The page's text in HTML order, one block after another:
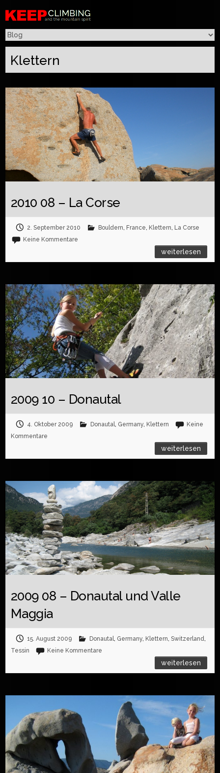
Klettern
2010 08 – La Corse
2. September 2010 Bouldern, France, Klettern, La Corse
Keine Kommentare
weiterlesen
2009 10 – Donautal
4. Oktober 2009 Donautal, Germany, Klettern
Keine
Kommentare
weiterlesen
2009 08 – Donautal und Valle
Maggia
15. August 2009 Donautal, Germany, Klettern, Switzerland,
Tessin
Keine Kommentare
weiterlesen